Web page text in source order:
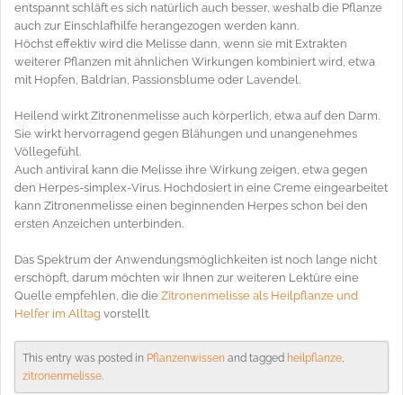
entspannt schläft es sich natürlich auch besser, weshalb die Pflanze
auch zur Einschlafhilfe herangezogen werden kann.
Höchst effektiv wird die Melisse dann, wenn sie mit Extrakten
weiterer Pflanzen mit ähnlichen Wirkungen kombiniert wird, etwa
mit Hopfen, Baldrian, Passionsblume oder Lavendel.
Heilend wirkt Zitronenmelisse auch körperlich, etwa auf den Darm.
Sie wirkt hervorragend gegen Blähungen und unangenehmes
Völlegefühl.
Auch antiviral kann die Melisse ihre Wirkung zeigen, etwa gegen
den Herpes-simplex-Virus. Hochdosiert in eine Creme eingearbeitet
kann Zitronenmelisse einen beginnenden Herpes schon bei den
ersten Anzeichen unterbinden.
Das Spektrum der Anwendungsmöglichkeiten ist noch lange nicht
erschöpft, darum möchten wir Ihnen zur weiteren Lektüre eine
Quelle empfehlen, die die Zitronenmelisse als Heilpflanze und
Helfer im Alltag vorstellt.
This entry was posted in Pflanzenwissen and tagged heilpflanze,
zitronenmelisse.